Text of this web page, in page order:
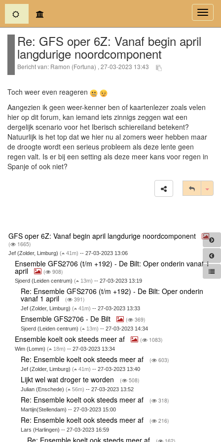
(current)
Re: GFS oper 6Z: Vanaf begin april
langdurige noordcomponent
Bericht van: Ramon (Fortuna) , 27-03-2023 13:43
Toch weer even reageren
Aangezien ik geen weer-kenner ben of kaartenlezer zoals velen
hier op dit forum, kan iemand iets zinnigs zeggen wat een
dergelijk scenario voor het Iberisch schiereiland betekent?
Natuurlijk is het top dat we hier nu al zomers weer hebben maar
de droogte wordt een serieus probleem als deze lente geen
regen valt. Is er bij een setting als deze meer kans voor regen in
Spanje of ook niet?
GFS oper 6Z: Vanaf begin april langdurige noordcomponent
( 1665)
Jef (Zolder, Limburg) ( 41m) -- 27-03-2023 13:06
Ensemble GFS2706 (t/m +192) - De Bilt: Oper onderin vanaf 1
april ( 908)
Sjoerd (Leiden centrum) ( 13m) -- 27-03-2023 13:19
Re: Ensemble GFS2706 (t/m +192) - De Bilt: Oper onderin
vanaf 1 april ( 391)
Jef (Zolder, Limburg)( 41m) -- 27-03-2023 13:33
Ensemble GFS2706 - De Bilt ( 369)
Sjoerd (Leiden centrum)( 13m) -- 27-03-2023 14:34
Ensemble koelt ook steeds meer af ( 1083)
Wim (Lomm) ( 18m) -- 27-03-2023 13:34
Re: Ensemble koelt ook steeds meer af ( 603)
Jef (Zolder, Limburg)( 41m) -- 27-03-2023 13:40
Lijkt wel wat droger te worden ( 508)
Julian (Enschede)( 56m) -- 27-03-2023 13:52
Re: Ensemble koelt ook steeds meer af ( 318)
Martijn(Stellendam) -- 27-03-2023 15:00
Re: Ensemble koelt ook steeds meer af ( 216)
Lars (Harlingen) -- 27-03-2023 16:59